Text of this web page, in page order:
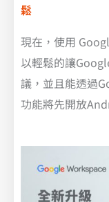
鬆
現在，使用
以輕鬆的讓
議，並且能透過
功能將先開放